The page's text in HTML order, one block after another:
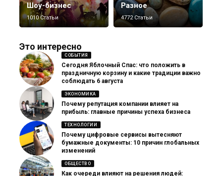
Шоу-бизнес
1010 Статьи
Разное
4772 Статьи
Это интересно
СОБЫТИЯ
Сегодня Яблочный Спас: что положить в
праздничную корзину и какие традиции важно
соблюдать 6 августа
ЭКОНОМИКА
Почему репутация компании влияет на
прибыль: главные причины успеха бизнеса
ТЕХНОЛОГИИ
Почему цифровые сервисы вытесняют
бумажные документы: 10 причин глобальных
изменений
ОБЩЕСТВО
Как очереди влияют на решения людей: